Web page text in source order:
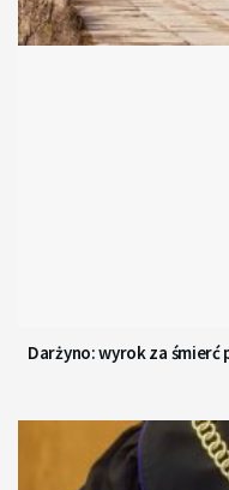
Darżyno: wyrok za śmierć